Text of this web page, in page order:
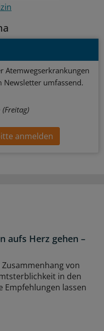
Atemwegserkrankungen
umfassend.
anmelden
aufs Herz gehen –
von
in den
Empfehlungen lassen